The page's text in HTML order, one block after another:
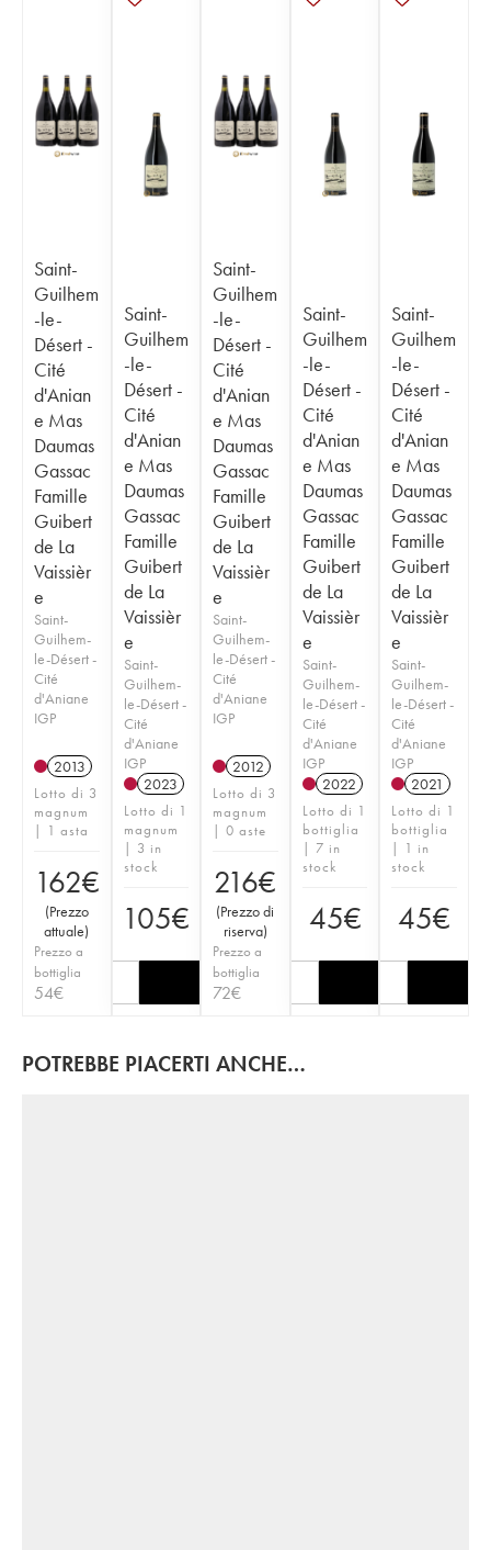
Saint-
Guilhem
-le-
Désert -
Cité
d'Anian
e Mas
Daumas
Gassac
Famille
Guibert
de La
Vaissièr
e
Saint-
Guilhem-
le-Désert -
Cité
d'Aniane
IGP
2013
Lotto di 3
magnum
| 1 asta
162€
(Prezzo
attuale)
Prezzo a
bottiglia
54€
Saint-
Guilhem
-le-
Désert -
Cité
d'Anian
e Mas
Daumas
Gassac
Famille
Guibert
de La
Vaissièr
e
Saint-
Guilhem-
le-Désert -
Cité
d'Aniane
IGP
2023
Lotto di 1
magnum
| 3 in
stock
105€
Saint-
Guilhem
-le-
Désert -
Cité
d'Anian
e Mas
Daumas
Gassac
Famille
Guibert
de La
Vaissièr
e
Saint-
Guilhem-
le-Désert -
Cité
d'Aniane
IGP
2012
Lotto di 3
magnum
| 0 aste
216€
(Prezzo di
riserva)
Prezzo a
bottiglia
72€
Saint-
Guilhem
-le-
Désert -
Cité
d'Anian
e Mas
Daumas
Gassac
Famille
Guibert
de La
Vaissièr
e
Saint-
Guilhem-
le-Désert -
Cité
d'Aniane
IGP
2022
Lotto di 1
bottiglia
| 7 in
stock
45€
Saint-
Guilhem
-le-
Désert -
Cité
d'Anian
e Mas
Daumas
Gassac
Famille
Guibert
de La
Vaissièr
e
Saint-
Guilhem-
le-Désert -
Cité
d'Aniane
IGP
2021
Lotto di 1
bottiglia
| 1 in
stock
45€
POTREBBE PIACERTI ANCHE…